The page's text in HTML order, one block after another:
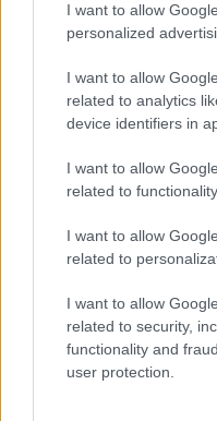
I want to allow
personalized
I want to allow
related to analytics
device identifiers in
I want to allow
related to
I want to allow
related to
I want to allow
related to security,
functionality and
user protection.
Απόψεις|11.02.2023
Σεισμοί,
Μίκης
«Όταν κανένας
Ελλάδα και την
πρωτοβουλίες, ο
μπροστά»
POPULAR
Κεντρικό...|07.08.2026